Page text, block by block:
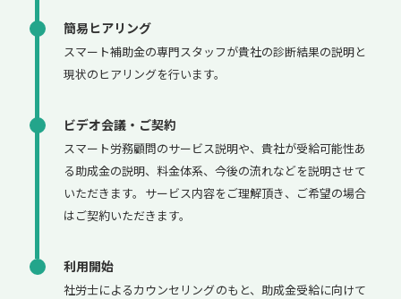
簡易ヒアリング
スマート補助金の専門スタッフが貴社の診断結果の説明と
現状のヒアリングを行います。
ビデオ会議・ご契約
スマート労務顧問のサービス説明や、貴社が受給可能性あ
る助成金の説明、料金体系、今後の流れなどを説明させて
いただきます。サービス内容をご理解頂き、ご希望の場合
はご契約いただきます。
利用開始
社労士によるカウンセリングのもと、助成金受給に向けて